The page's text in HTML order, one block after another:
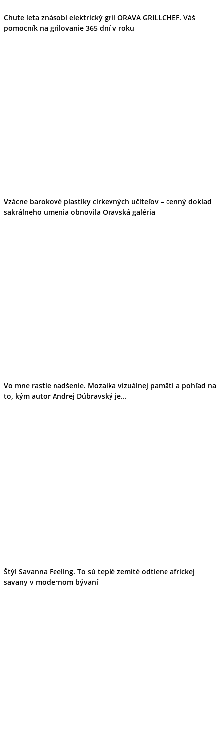
Chute leta znásobí elektrický gril ORAVA GRILLCHEF. Váš
pomocník na grilovanie 365 dní v roku
Vzácne barokové plastiky cirkevných učiteľov – cenný doklad
sakrálneho umenia obnovila Oravská galéria
Vo mne rastie nadšenie. Mozaika vizuálnej pamäti a pohľad na
to, kým autor Andrej Dúbravský je...
Štýl Savanna Feeling. To sú teplé zemité odtiene africkej
savany v modernom bývaní